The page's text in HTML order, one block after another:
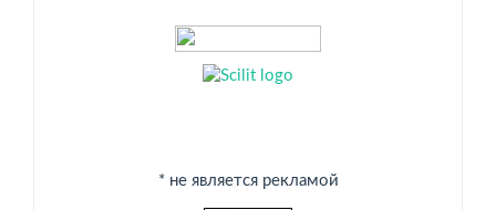
* не является рекламой